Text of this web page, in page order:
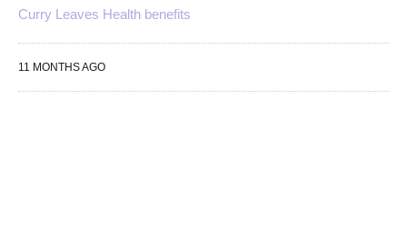
Curry Leaves Health benefits
11 MONTHS AGO